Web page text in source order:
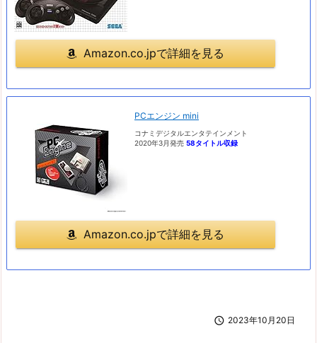
Amazon.co.jpで詳細を見る
PCエンジン mini
コナミデジタルエンタテインメント
2020年3月発売 58タイトル収録
Amazon.co.jpで詳細を見る
 2023年10月20日